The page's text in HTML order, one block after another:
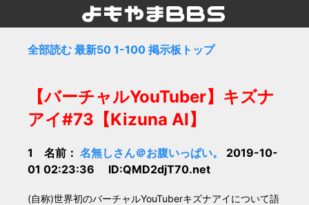
全部読む 最新50 1-100 掲示板トップ
【バーチャルYouTuber】キズナ
アイ#73【Kizuna AI】
1 名前： 名無しさん＠お腹いっぱい。 2019-10-
01 02:23:36 ID:QMD2djT70.net
(自称)世界初のバーチャルYouTuberキズナアイについて語